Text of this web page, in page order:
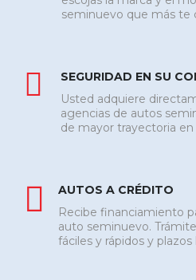
seminuevo que más te
SEGURIDAD EN SU
Usted adquiere
agencias de autos
de mayor trayectoria
AUTOS A CRÉDITO
Recibe financiamiento
auto seminuevo.
fáciles y rápidos y